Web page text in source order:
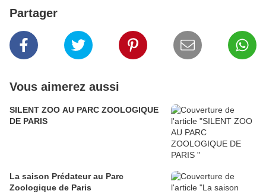
Partager
Vous aimerez aussi
SILENT ZOO AU PARC ZOOLOGIQUE
DE PARIS
La saison Prédateur au Parc
Zoologique de Paris